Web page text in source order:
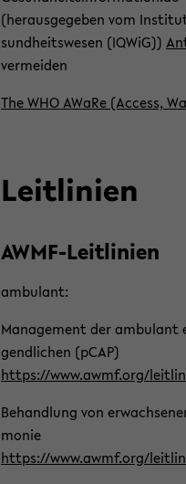
(her­aus­ge­ge­ben vom
sund­heits­we­sen (IQWiG))
ver­mei­den
The WHO AWaRe (Ac­cess,
Leit­li­ni­en
AWMF-​Leitlinien
am­bu­lant:
Ma­nage­ment der am­bu­lant
gend­li­chen (pCAP)
https://www.awmf.org/
Be­hand­lung von
mo­nie
https://www.awmf.org/